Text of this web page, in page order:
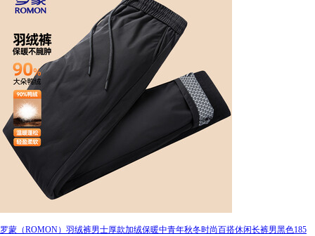
罗蒙（ROMON）羽绒裤男士厚款加绒保暖中青年秋冬时尚百搭休闲长裤男黑色185